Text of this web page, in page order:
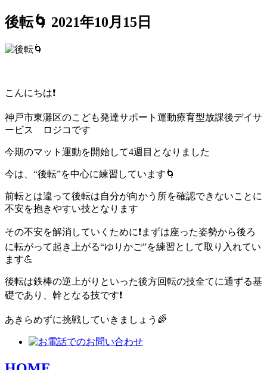
後転🌀 2021年10月15日
こんにちは❗
神戸市東灘区のこども発達サポート運動療育型放課後デイサ
ービス ロジコです
今期のマット運動を開始して4週目となりました
今は、“後転”を中心に練習しています🌀
前転とは違って後転は自分が向かう所を確認できないことに
不安を抱きやすい技となります
その不安を解消していくために❗まずは座った姿勢から後ろ
に転がって起き上がる“ゆりかご”を練習として取り入れてい
ます💪
後転は鉄棒の逆上がりといった後方回転の技全てに通ずる基
礎であり、幹となる技です❗
あきらめずに挑戦していきましょう🌈